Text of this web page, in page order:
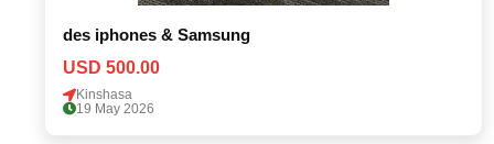
des iphones & Samsung
USD 500.00
Kinshasa
19 May 2026